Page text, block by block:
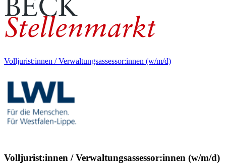
Volljurist:innen / Verwaltungsassessor:innen (w/m/d)
Volljurist:innen / Verwaltungsassessor:innen (w/m/d)